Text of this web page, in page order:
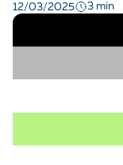
12/03/2025
3 min